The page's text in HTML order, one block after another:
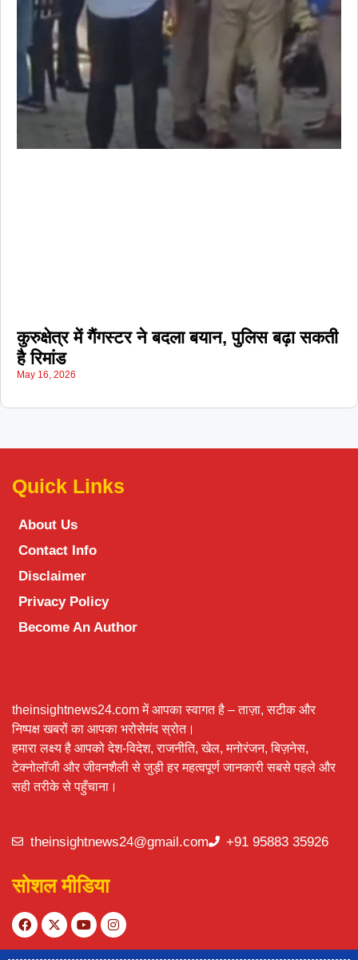
कुरुक्षेत्र में गैंगस्टर ने बदला बयान, पुलिस बढ़ा सकती
है रिमांड
May 16, 2026
Quick Links
About Us
Contact Info
Disclaimer
Privacy Policy
Become An Author
theinsightnews24.com में आपका स्वागत है – ताज़ा, सटीक और
निष्पक्ष खबरों का आपका भरोसेमंद स्रोत।
हमारा लक्ष्य है आपको देश-विदेश, राजनीति, खेल, मनोरंजन, बिज़नेस,
टेक्नोलॉजी और जीवनशैली से जुड़ी हर महत्वपूर्ण जानकारी सबसे पहले और
सही तरीके से पहुँचाना।
theinsightnews24@gmail.com +91 95883 35926
सोशल मीडिया